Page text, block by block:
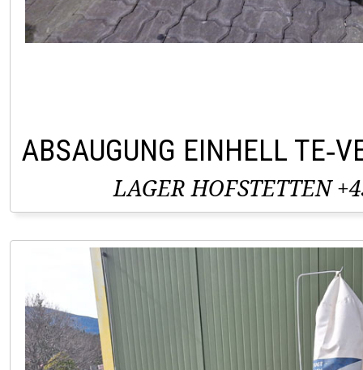
ABSAUGUNG EINHELL
LAGER HOFSTETTEN